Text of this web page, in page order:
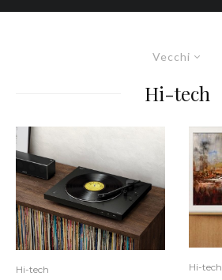
Vecchi
Hi-tech
Hi-tech Hi-tech